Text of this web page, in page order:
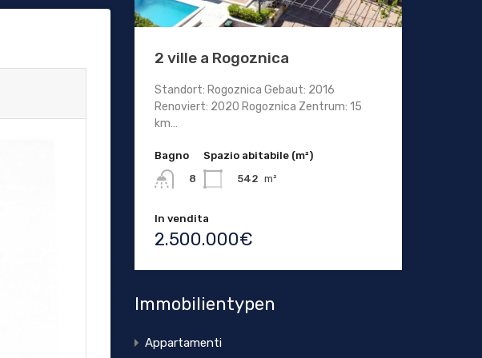
2 ville a Rogoznica
Standort: Rogoznica Gebaut: 2016
Renoviert: 2020 Rogoznica Zentrum: 15
km…
Bagno
8
Spazio abitabile (m²)
542 m²
In vendita
2.500.000€
Immobilientypen
Appartamenti